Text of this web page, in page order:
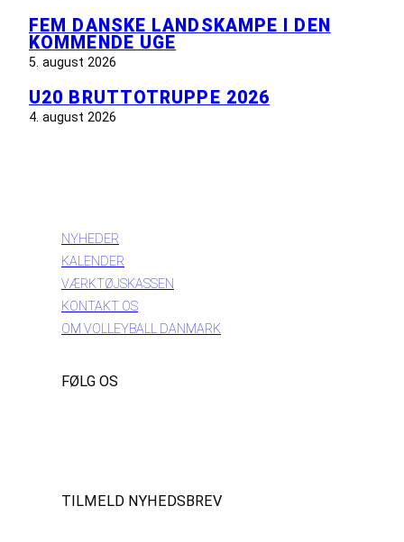
FEM DANSKE LANDSKAMPE I DEN
KOMMENDE UGE
5. august 2026
U20 BRUTTOTRUPPE 2026
4. august 2026
NYHEDER
KALENDER
VÆRKTØJSKASSEN
KONTAKT OS
OM VOLLEYBALL DANMARK
FØLG OS
TILMELD NYHEDSBREV